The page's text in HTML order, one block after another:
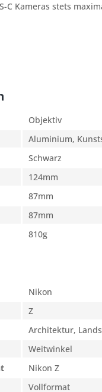
C Kameras stets
Objektiv
Aluminium,
Schwarz
124mm
87mm
87mm
810g
Nikon
Z
Architektur,
Weitwinkel
Nikon Z
Vollformat